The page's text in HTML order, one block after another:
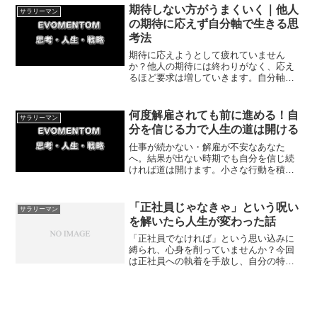
見直して、心も体もリフレッシュさせま
しょう。
サラリーマン
期待しない方がうまくいく｜他人
の期待に応えず自分軸で生きる思
考法
期待に応えようとして疲れていません
か？他人の期待には終わりがなく、応え
るほど要求は増していきます。自分軸の
果も変わっていきます。
サラリーマン
何度解雇されても前に進める！自
分を信じる力で人生の道は開ける
仕事が続かない・解雇が不安なあなた
へ。結果が出ない時期でも自分を信じ続
ければ道は開けます。小さな行動を積み
踏み出してみましょう
サラリーマン
「正社員じゃなきゃ」という呪い
を解いたら人生が変わった話
「正社員でなければ」という思い込みに
縛られ、心身を削っていませんか？今回
は正社員への執着を手放し、自分の特性